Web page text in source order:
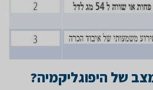
של היפוגליקמיה?